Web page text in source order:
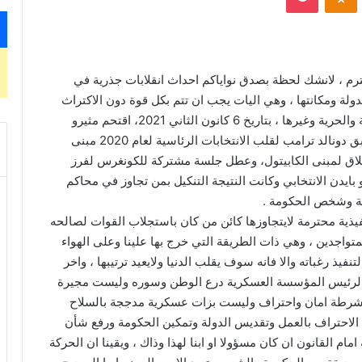
، لانشك لحظة بصدق نواياكم احداث انقلابات جذرية في
ومكانتها ، وهي اليات يجب ان تتم بكل قوة دون الاكتراث
بما يثار هنا وهناك حتى من اطلاق شعارات الديمقراطية والحرية وغيرها ، بتاريخ 6 كانون الثاني 2021، اقتحم مثيرو
الشغب الذين يدعمون محاولات الرئيس الأمريكي السابق دونالد ترامب لقلب الانتخابات الرئاسية لعام 2020 مبنى
لمبنى الكابيتول، وعطل جلسة مشتركة للكونغرس لفرز
الانتخابي وكانت النتيجة التنكيل بمن تجاوز في محاكم
وشخص الحكومة .
محترمة لايتجاوزها كائن من كان باستجلاب القوات لصالحه
، وهي ذات الطريقة التي خرج بها علينا وعلى الهواء
رغباته والا فانه سوف يقلب الدنيا ولايعيد ترتيبها ، واخر
الرئيس المؤسسة العسكرية درع الوطن وسوره وليست مجيرة
امان واحتراف وليست بزات عسكرية مدججة بالسلاح
بالعمل وتقديس الدولة وتمكين الحكومة ورفع شأن
ان كان مسؤولا او ابنا لهذا وذاك ، ويقينا ان الحركة